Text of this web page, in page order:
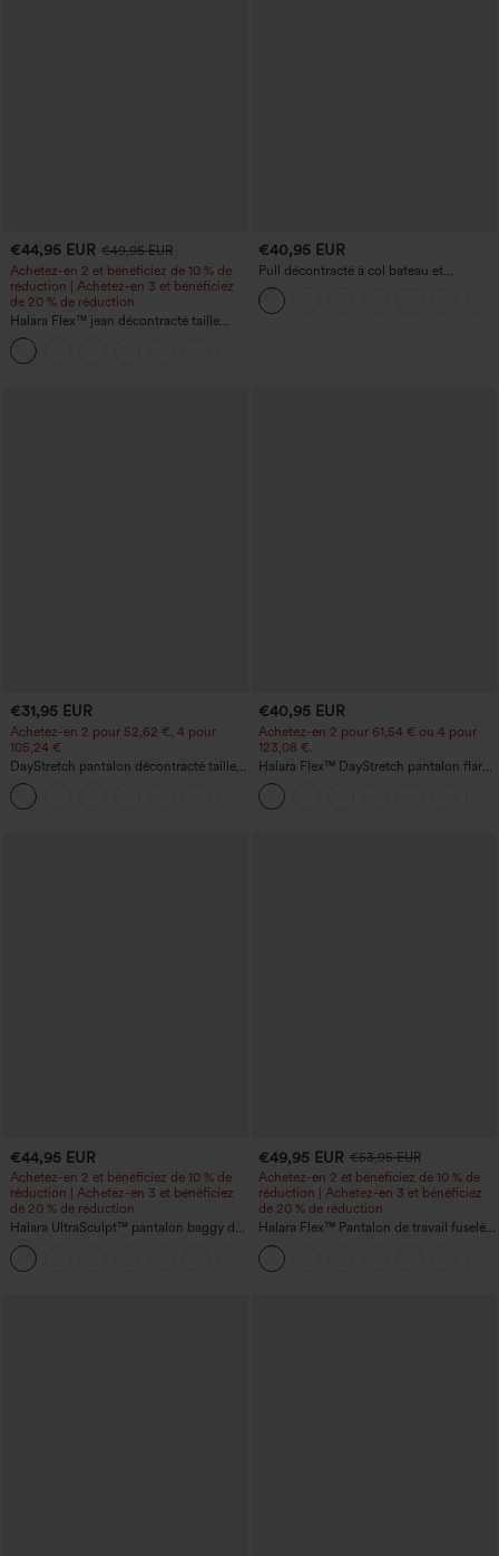
€44,95 EUR €49,95 EUR
Achetez-en 2 et bénéficiez de 10 % de
réduction | Achetez-en 3 et bénéficiez
de 20 % de réduction
Halara Flex™ jean décontracté taille
haute, large, avec poches, ourlet
retroussé et effet délavé
€40,95 EUR
Pull décontracté à col bateau et
manches chauve-souris
€31,95 EUR
Achetez-en 2 pour 52,62 €, 4 pour
105,24 €
DayStretch pantalon décontracté taille
haute à jambe en forme de tonneau
avec poches
€40,95 EUR
Achetez-en 2 pour 61,54 € ou 4 pour
123,08 €.
Halara Flex™ DayStretch pantalon flare
de travail, taille mi-haute, poche latérale
zippée
€44,95 EUR
Achetez-en 2 et bénéficiez de 10 % de
réduction | Achetez-en 3 et bénéficiez
de 20 % de réduction
Halara UltraSculpt™ pantalon baggy de
yoga taille haute à effet gainant pour le
ventre, à rayures color block, avec
poches
€49,95 EUR €53,95 EUR
Achetez-en 2 et bénéficiez de 10 % de
réduction | Achetez-en 3 et bénéficiez
de 20 % de réduction
Halara Flex™ Pantalon de travail fuselé,
uni, taille haute, avec poches